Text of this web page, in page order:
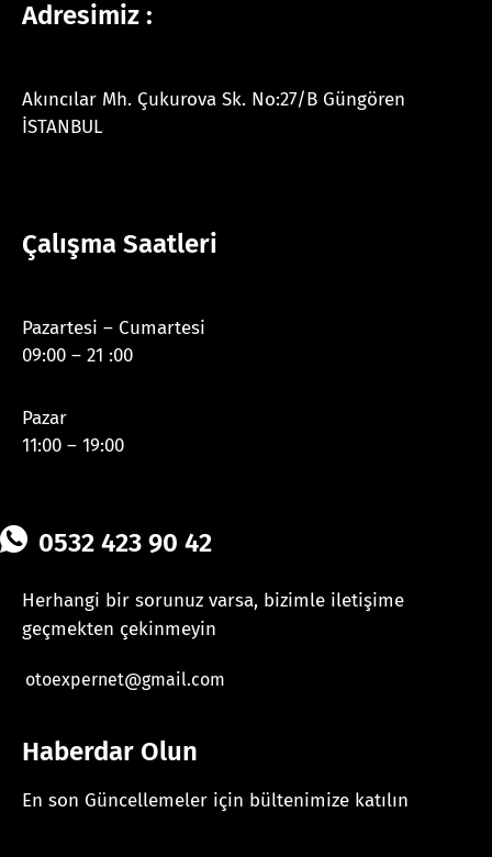
Adresimiz :
Akıncılar Mh. Çukurova Sk. No:27/B Güngören
İSTANBUL
Çalışma Saatleri
Pazartesi – Cumartesi
09:00 – 21 :00
Pazar
11:00 – 19:00
0532 423 90 42
Herhangi bir sorunuz varsa, bizimle iletişime
geçmekten çekinmeyin
otoexpernet@gmail.com
Haberdar Olun
En son Güncellemeler için bültenimize katılın